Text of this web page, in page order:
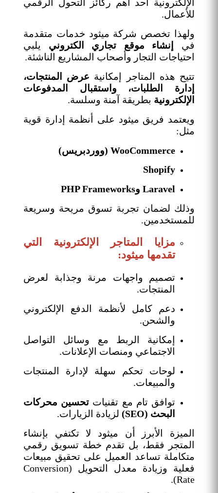
الإلكترونية أحد أهم ركائز التحول الرقمي
للأعمال.
ولهذا تخصص شركة ميثود خدمات متقدمة
في إنشاء موقع تجاري الكتروني يلبي
احتياجات التجار وأصحاب المشاريع الناشئة.
تتيح هذه المتاجر إمكانية عرض المنتجات،
إدارة الطلبات، واستقبال المدفوعات
الإلكترونية بطريقة آمنة وسلسة.
ويعتمد فريق ميثود على أنظمة إدارة قوية
مثل:
WooCommerce (ووردبريس)
Shopify
Laravel وPHP Frameworks
وذلك لضمان تجربة تسوق مريحة وسريعة
للمستخدمين.
مزايا المتاجر الإلكترونية التي
تقدمها ميثود:
تصميم واجهات مرنة وجذابة لعرض
المنتجات.
دعم كامل لأنظمة الدفع الإلكتروني
والشحن.
إمكانية الربط مع وسائل التواصل
الاجتماعي ومنصات الإعلانات.
لوحات تحكم سهلة لإدارة المنتجات
والمبيعات.
توافق تام مع تقنيات تحسين محركات
البحث (SEO)
لزيادة الزيارات.
الميزة الأبرز أن ميثود لا تكتفي بإنشاء
المتجر فقط، بل تقدم خطة تسويق رقمي
متكاملة تساعد العميل على تحقيق مبيعات
فعلية وزيادة معدل التحويل (Conversion
Rate).